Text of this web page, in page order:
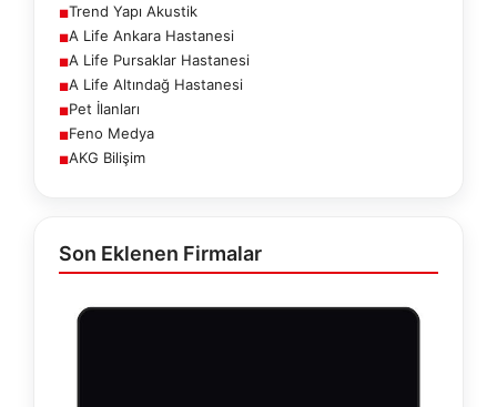
■Trend Yapı Akustik
■A Life Ankara Hastanesi
■A Life Pursaklar Hastanesi
■A Life Altındağ Hastanesi
■Pet İlanları
■Feno Medya
■AKG Bilişim
Son Eklenen Firmalar